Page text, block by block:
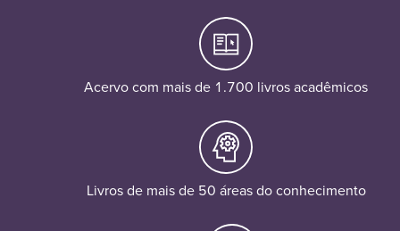
Acervo com mais de 1.700 livros acadêmicos
Livros de mais de 50 áreas do conhecimento